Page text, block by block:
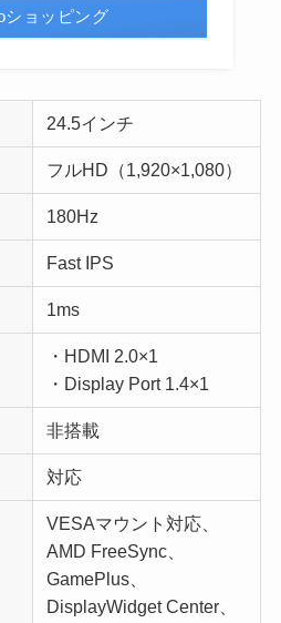
ショッピング
24.5インチ
フルHD（1,920×1,080）
180Hz
Fast IPS
1ms
・HDMI 2.0×1
・Display Port 1.4×1
非搭載
対応
VESAマウント対応、
AMD FreeSync、
GamePlus、
DisplayWidget Center、